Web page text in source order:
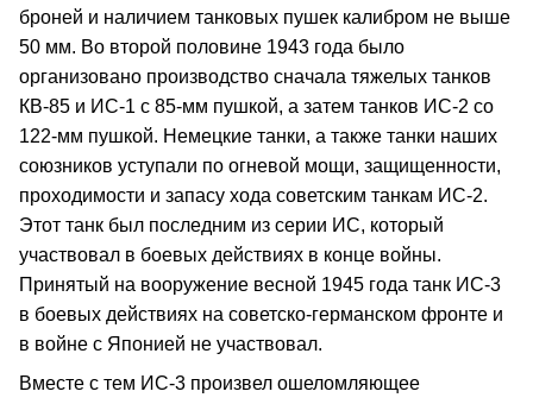
броней и наличием танковых пушек калибром не выше
50 мм. Во второй половине 1943 года было
организовано производство сначала тяжелых танков
КВ-85 и ИС-1 с 85-мм пушкой, а затем танков ИС-2 со
122-мм пушкой. Немецкие танки, а также танки наших
союзников уступали по огневой мощи, защищенности,
проходимости и запасу хода советским танкам ИС-2.
Этот танк был последним из серии ИС, который
участвовал в боевых действиях в конце войны.
Принятый на вооружение весной 1945 года танк ИС-3
в боевых действиях на советско-германском фронте и
в войне с Японией не участвовал.
Вместе с тем ИС-3 произвел ошеломляющее